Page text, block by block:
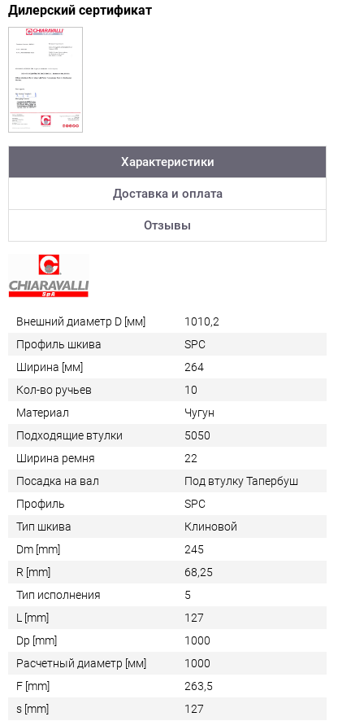
Дилерский сертификат
Характеристики
Доставка и оплата
Отзывы
Внешний диаметр D [мм]
1010,2
Профиль шкива
SPC
Ширина [мм]
264
Кол-во ручьев
10
Материал
Чугун
Подходящие втулки
5050
Ширина ремня
22
Посадка на вал
Под втулку Тапербуш
Профиль
SPC
Тип шкива
Клиновой
Dm [mm]
245
R [mm]
68,25
Тип исполнения
5
L [mm]
127
Dp [mm]
1000
Расчетный диаметр [мм]
1000
F [mm]
263,5
s [mm]
127